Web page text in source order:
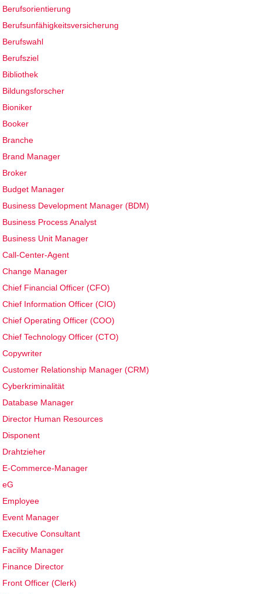
Berufsorientierung
Berufsunfähigkeitsversicherung
Berufswahl
Berufsziel
Bibliothek
Bildungsforscher
Bioniker
Booker
Branche
Brand Manager
Broker
Budget Manager
Business Development Manager (BDM)
Business Process Analyst
Business Unit Manager
Call-Center-Agent
Change Manager
Chief Financial Officer (CFO)
Chief Information Officer (CIO)
Chief Operating Officer (COO)
Chief Technology Officer (CTO)
Copywriter
Customer Relationship Manager (CRM)
Cyberkriminalität
Database Manager
Director Human Resources
Disponent
Drahtzieher
E-Commerce-Manager
eG
Employee
Event Manager
Executive Consultant
Facility Manager
Finance Director
Front Officer (Clerk)